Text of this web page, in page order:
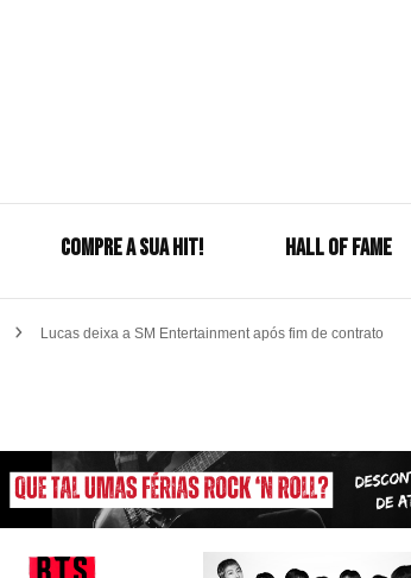
COMPRE A SUA HIT! HALL OF FAME
Lucas deixa a SM Entertainment após fim de contrato